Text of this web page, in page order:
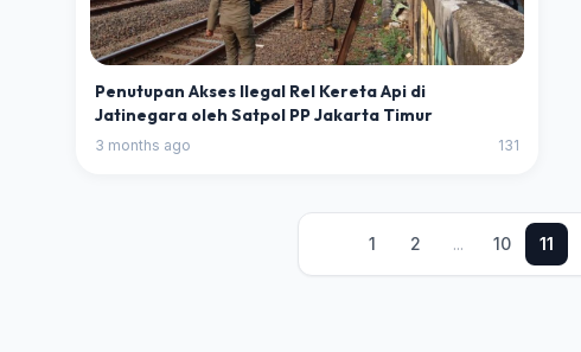
Penutupan Akses Ilegal Rel Kereta Api di
Jatinegara oleh Satpol PP Jakarta Timur
3 months ago 131
1 2 ... 10 11